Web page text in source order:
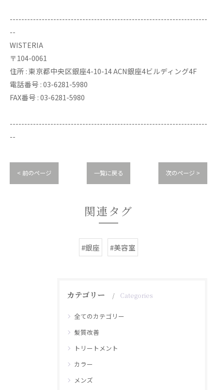
--------------------------------------------------------------------
--
WISTERIA
〒104-0061
住所 : 東京都中央区銀座4-10-14 ACN銀座4ビルディング4F
電話番号 : 03-6281-5980
FAX番号 : 03-6281-5980
--------------------------------------------------------------------
--
< 前のページ 一覧に戻る 次のページ >
関連タグ
#銀座 #美容室
カテゴリー Categories
全てのカテゴリー
髪質改善
トリートメント
カラー
メンズ